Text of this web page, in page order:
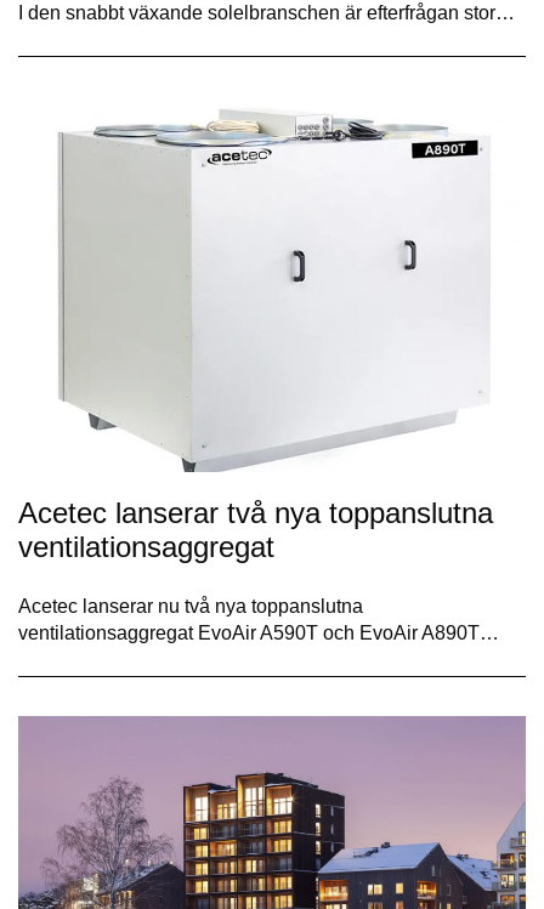
I den snabbt växande solelbranschen är efterfrågan stor…
Acetec lanserar två nya toppanslutna
ventilationsaggregat
Acetec lanserar nu två nya toppanslutna
ventilationsaggregat EvoAir A590T och EvoAir A890T…